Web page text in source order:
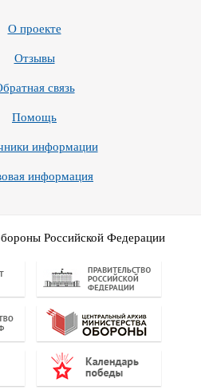
О проекте
Отзывы
связь
Помощь
информации
информация
Российской Федерации